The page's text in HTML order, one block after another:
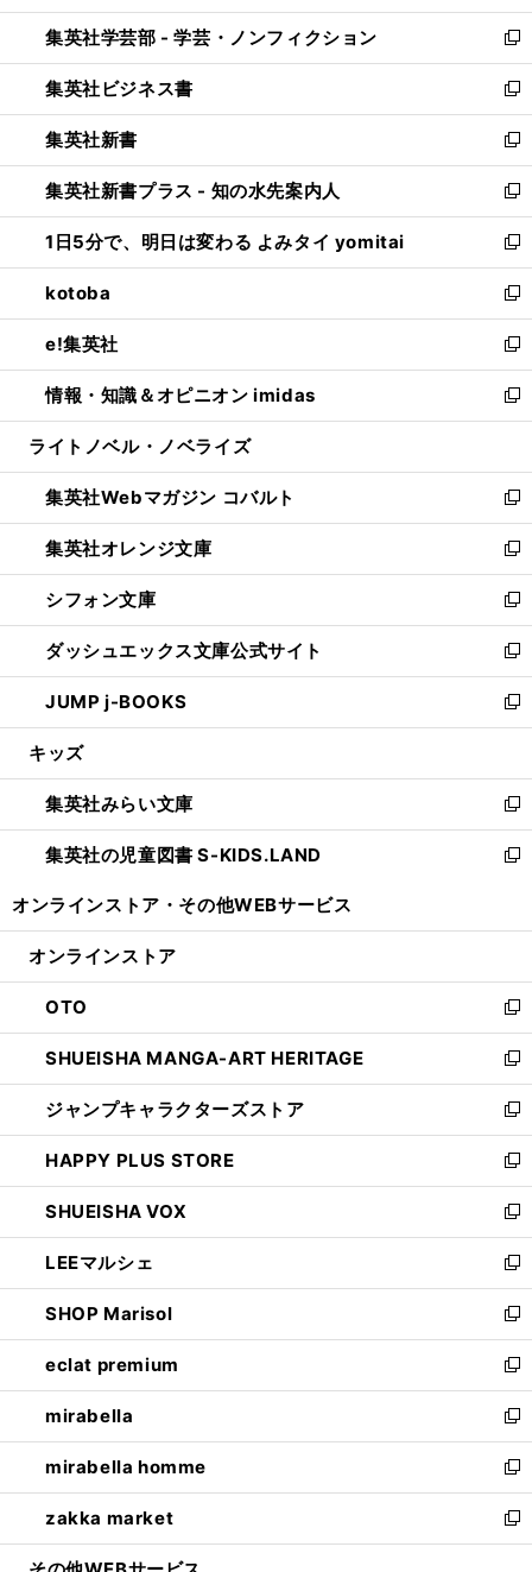
開
く
ウ
で
開
く
ン
ド
ウ
で
開
く
ウ
ィ
ン
ド
ウ
で
開
く
集英社学芸部 - 学芸・ノンフィクション
新
し
い
ウ
ィ
ン
ド
ウ
で
開
く
集英社ビジネス書
新
し
い
ウ
ィ
ン
ド
ウ
で
開
く
集英社新書
新
し
い
ウ
ィ
ン
ド
ウ
で
開
く
集英社新書プラス - 知の水先案内人
新
し
い
ウ
ィ
ン
ド
ウ
で
開
1日5分で、明日は変わる よみタイ yomitai
新
し
い
ウ
ィ
ン
ド
ウ
開
く
kotoba
新
し
い
ウ
ィ
ン
ウ
で
開
く
e!集英社
新
し
い
ウ
ン
ド
ウ
で
開
く
情報・知識＆オピニオン imidas
新
し
ウ
ィ
ン
ド
ウ
で
開
く
ライトノベル・ノベライズ
集英社Webマガジン コバルト
新
し
い
ウ
ィ
ン
ド
ウ
で
開
集英社オレンジ文庫
新
し
い
ウ
ィ
ン
ド
ウ
開
く
シフォン文庫
新
し
い
ウ
ィ
ン
ウ
で
開
く
ダッシュエックス文庫公式サイト
新
し
い
ウ
ン
ド
ウ
で
JUMP j-BOOKS
新
し
ウ
ィ
ン
ド
開
キッズ
集英社みらい文庫
新
し
い
ン
ウ
で
開
く
集英社の児童図書 S-KIDS.LAND
新
ウ
ン
ド
ウ
で
開
く
オンラインストア・ その他WEBサービス
オンラインストア
OTO
新
し
い
ウ
ィ
ン
ド
ウ
で
開
く
SHUEISHA MANGA-ART HERITAGE
新
し
い
ウ
ィ
ン
ド
ウ
で
開
く
ジャンプキャラクターズストア
新
し
い
ウ
ィ
ン
ド
ウ
で
開
く
HAPPY PLUS STORE
新
し
い
ウ
ィ
ン
ド
ウ
で
開
く
SHUEISHA VOX
新
し
い
ウ
ィ
ン
ド
ウ
で
開
く
LEEマルシェ
新
し
い
ウ
ィ
ン
ド
ウ
で
開
く
SHOP Marisol
新
し
い
ウ
ィ
ン
ド
ウ
で
開
eclat premium
新
し
い
ウ
ィ
ン
ド
ウ
mirabella
新
し
い
ウ
ィ
ン
mirabella homme
新
し
い
ウ
zakka market
新
し